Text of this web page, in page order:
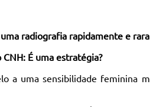
radiografia rapidamente e
É uma estratégia?
a uma sensibilidade feminina